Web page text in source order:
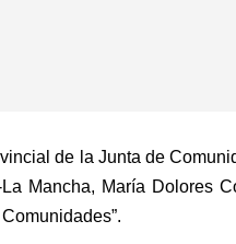
de la Junta de
Mancha, María Dolores